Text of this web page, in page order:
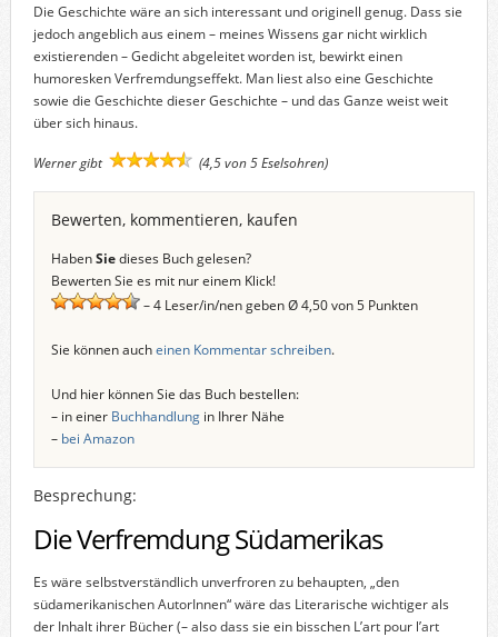
Die Geschichte wäre an sich interessant und originell genug. Dass sie
jedoch angeblich aus einem – meines Wissens gar nicht wirklich
existierenden – Gedicht abgeleitet worden ist, bewirkt einen
humoresken Verfremdungseffekt. Man liest also eine Geschichte
sowie die Geschichte dieser Geschichte – und das Ganze weist weit
über sich hinaus.
Werner gibt (4,5 von 5 Eselsohren)
Bewerten, kommentieren, kaufen
HabenSiedieses Buch gelesen?
Bewerten Sie es mit nur einem Klick!
– 4 Leser/in/nen geben Ø 4,50 von 5 Punkten
Sie können aucheinen Kommentar schreiben.
Und hier können Sie das Buch bestellen:
– in einer Buchhandlungin Ihrer Nähe
– bei Amazon
Besprechung:
Die Verfremdung Südamerikas
Es wäre selbstverständlich unverfroren zu behaupten, „den
südamerikanischen AutorInnen“ wäre das Literarische wichtiger als
der Inhalt ihrer Bücher (– also dass sie ein bisschen L’art pour l’art